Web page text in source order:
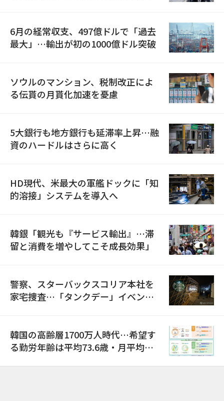
6月の経常収支、497億ドルで「過去
最大」…輸出が初の1000億ドル突破
ソウルのマンション、税制改正によ
る伝貰の月貰化加速を憂慮
5大銀行も地方銀行も延滞率上昇…融
資のハードルはさらに高く
HD現代、米最大の軍艦ドックに「知
的溶接」システムを導入へ
韓銀「観光も『サービス輸出』…滞
留と消費を増やしてこそ成長効果」
警察、スターバックスコリア本社を
家宅捜査…「タンクデー」イベント
韓国の高齢層1700万人時代…希望す
る勤労年齢は平均73.6歳・月平均賃